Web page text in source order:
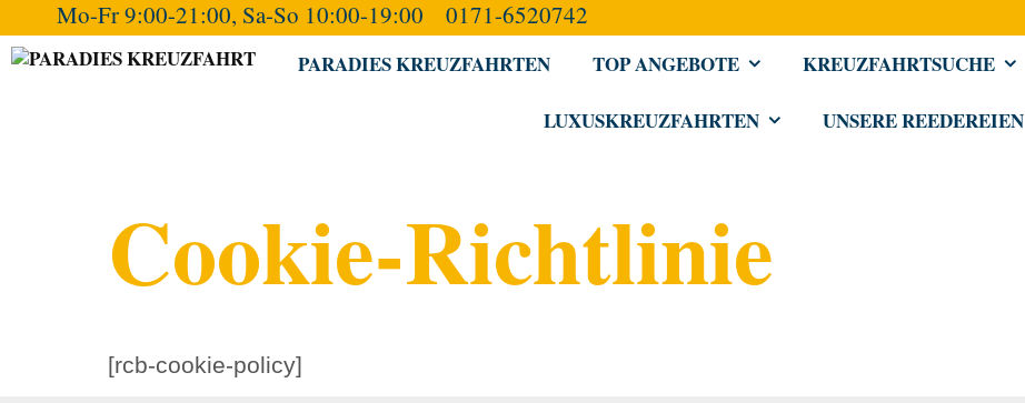
to
content
Mo-Fr 9:00-21:00, Sa-So 10:00-19:00 0171-6520742
PARADIES KREUZFAHRTEN TOP ANGEBOTE KREUZFAHRTSUCHE
LUXUSKREUZFAHRTEN UNSERE REEDEREIEN
Cookie-Richtlinie
[rcb-cookie-policy]